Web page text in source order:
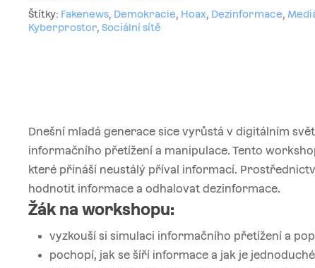
Štítky: Fakenews, Demokracie, Hoax, Dezinformace,
Kyberprostor,Sociální sítě
Dnešní mladá generace sice vyrůstá v digitálním
informačního přetížení a manipulace. Tento
které přináší neustálý příval informací.
hodnotit informace a odhalovat dezinformace.
Žák na workshopu:
vyzkouší si simulaci informačního přetížení a
pochopí, jak se šíří informace a jak je